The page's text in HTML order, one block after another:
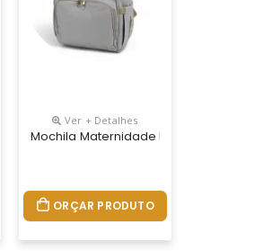
Personalizada
Ver + Detalhes
Mochila Maternidade Bolsa Bebê
ORÇAR PRODUTO